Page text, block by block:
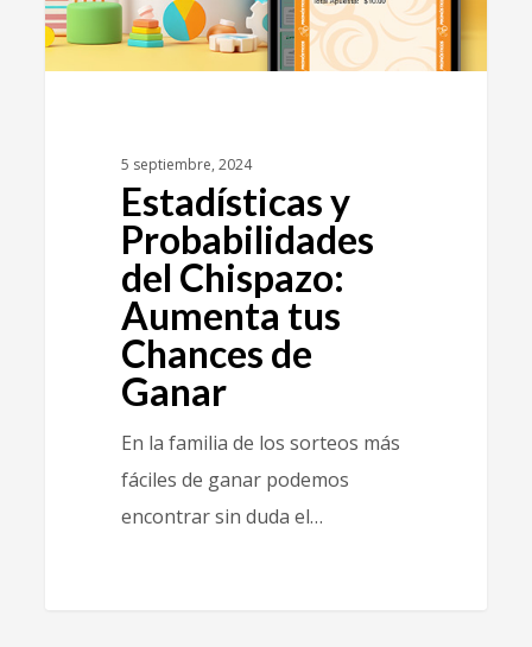
5 septiembre, 2024
Estadísticas y
Probabilidades
del Chispazo:
Aumenta tus
Chances de
Ganar
En la familia de los sorteos más
fáciles de ganar podemos
encontrar sin duda el…